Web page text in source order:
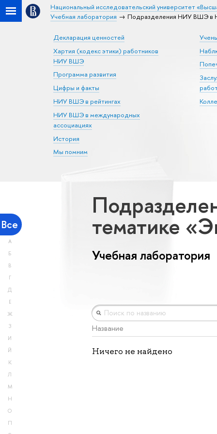
Национальный исследовательский университет
Учебная лаборатория
Подразделения НИУ ВШЭ в
Декларация ценностей
Хартия (кодекс этики) работников
НИУ ВШЭ
Программа развития
Цифры и факты
НИУ ВШЭ в рейтингах
НИУ ВШЭ в международных
ассоциациях
История
Мы помним
Все
А
Б
В
Г
Д
Е
Ж
З
И
Й
К
Л
М
Н
О
П
тематике
Учебная лаборатория
Название
Ничего не найдено